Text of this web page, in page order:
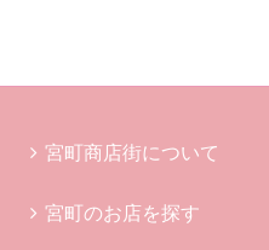
宮町商店街について
宮町のお店を探す